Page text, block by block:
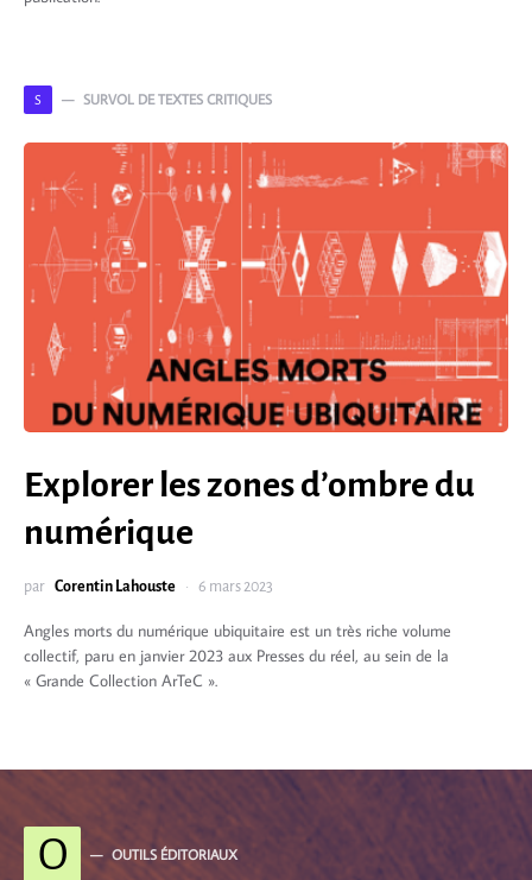
S SURVOL DE TEXTES CRITIQUES
Explorer les zones d’ombre du
numérique
par Corentin Lahouste 6 mars 2023
Angles morts du numérique ubiquitaire est un très riche volume
collectif, paru en janvier 2023 aux Presses du réel, au sein de la
« Grande Collection ArTeC ».
O OUTILS ÉDITORIAUX